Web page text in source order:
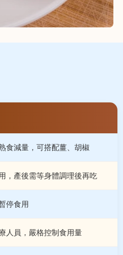
食減量，可搭配薑、胡椒
，產後需等身體調理後再吃
停食用
人員，嚴格控制食用量